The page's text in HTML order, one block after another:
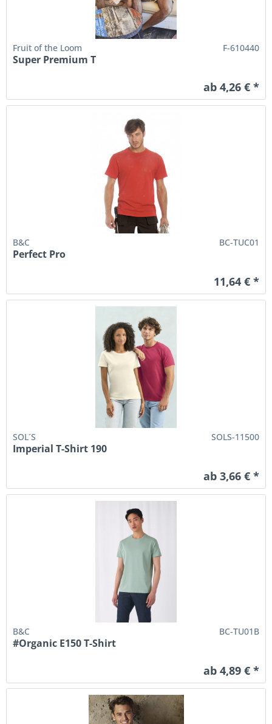
Fruit of the Loom F-610440
Super Premium T
ab 4,26 € *
B&C BC-TUC01
Perfect Pro
11,64 € *
SOL´S SOLS-11500
Imperial T-Shirt 190
ab 3,66 € *
B&C BC-TU01B
#Organic E150 T-Shirt
ab 4,89 € *